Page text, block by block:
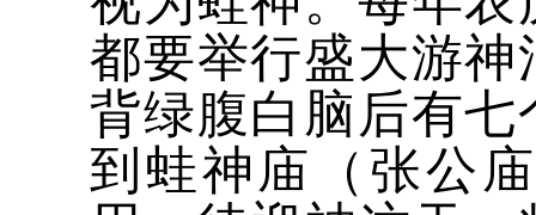
都要举行盛大游
背绿腹白脑后有
到蛙神庙（张公